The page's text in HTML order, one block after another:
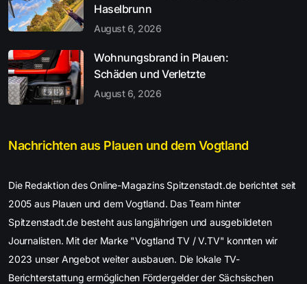
Haselbrunn
August 6, 2026
Wohnungsbrand in Plauen:
Schäden und Verletzte
August 6, 2026
Nachrichten aus Plauen und dem Vogtland
Die Redaktion des Online-Magazins Spitzenstadt.de berichtet seit
2005 aus Plauen und dem Vogtland. Das Team hinter
Spitzenstadt.de besteht aus langjährigen und ausgebildeten
Journalisten. Mit der Marke "Vogtland TV / V.TV" konnten wir
2023 unser Angebot weiter ausbauen. Die lokale TV-
Berichterstattung ermöglichen Fördergelder der Sächsischen